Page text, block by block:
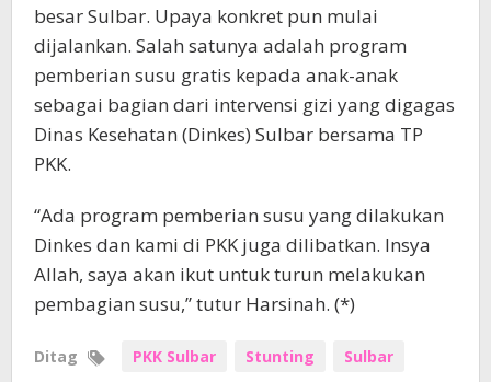
besar Sulbar. Upaya konkret pun mulai
dijalankan. Salah satunya adalah program
pemberian susu gratis kepada anak-anak
sebagai bagian dari intervensi gizi yang digagas
Dinas Kesehatan (Dinkes) Sulbar bersama TP
PKK.
“Ada program pemberian susu yang dilakukan
Dinkes dan kami di PKK juga dilibatkan. Insya
Allah, saya akan ikut untuk turun melakukan
pembagian susu,” tutur Harsinah. (*)
Ditag PKK Sulbar Stunting Sulbar